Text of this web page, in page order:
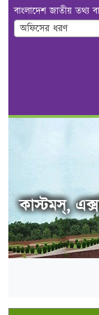
বাংলাদেশ জাতীয় তথ্য
অফিসের ধরণ
কাস্টমস্,